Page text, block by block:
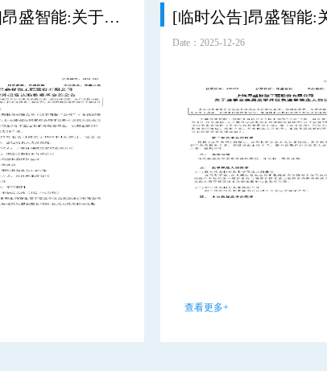
[临时公告]昂盛智能:关于认购私募基金的公告
Date：2025-12-26
查看更多+